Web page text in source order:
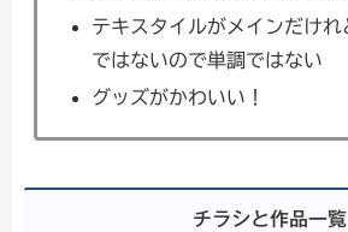
テキスタイルがメインだけれ
ではないので単調ではない
グッズがかわいい！
チラシと作品一覧